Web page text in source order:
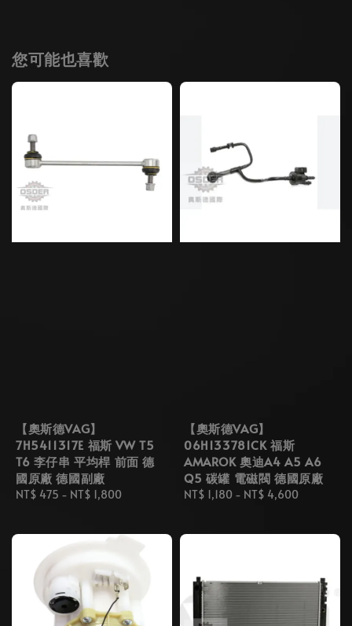
您可能也喜歡
【奧斯德VAG】
7H5411317E 福斯 VW T5
T6 李仔串 平均桿 前面 德
國原廠 德國副廠
Regular
NT$ 475 - NT$ 1,800
【奧斯德VAG】
06H133781CK 福斯
AMAROK 奧迪A4 A5 A6
Q5 碳罐 電磁閥 德國原廠
Regular
NT$ 1,180 - NT$ 4,600